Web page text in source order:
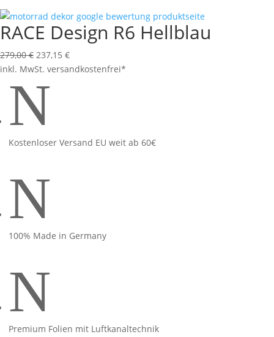
RACE Design R6 Hellblau
279,00€ Ursprünglicher
Preis
237,15 €Aktueller
Preis
inkl. MwSt. versandkostenfrei*
N
Kostenloser Versand EU weit ab 60€
N
100% Made in Germany
N
Premium Folien mit Luftkanaltechnik